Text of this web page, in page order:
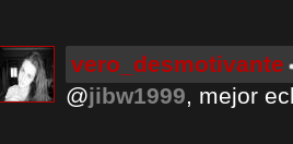
vero_desmotivante
@jibw1999, mejor